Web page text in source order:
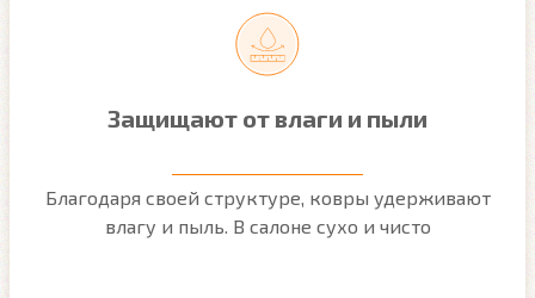
Защищают от влаги и пыли
Благодаря своей структуре, ковры удерживают
влагу и пыль. В салоне сухо и чисто